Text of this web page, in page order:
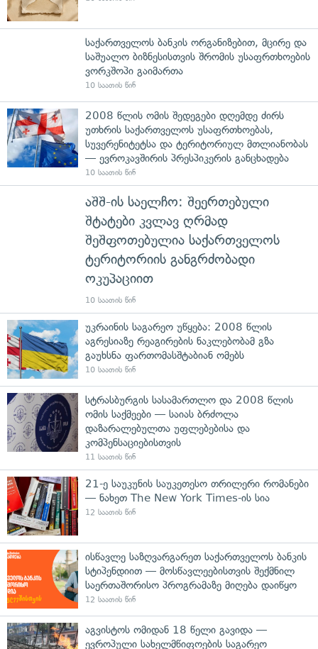
საქართველოს ბანკის ორგანიზებით, მცირე და
საშუალო ბიზნესისთვის შრომის უსაფრთხოების
ვორკშოპი გაიმართა
10 საათის წინ
2008 წლის ომის შედეგები დღემდე ძირს
უთხრის საქართველოს უსაფრთხოებას,
სუვერენიტეტსა და ტერიტორიულ მთლიანობას
— ევროკავშირის პრესპიკერის განცხადება
10 საათის წინ
აშშ-ის საელჩო: შეერთებული
შტატები კვლავ ღრმად
შეშფოთებულია საქართველოს
ტერიტორიის განგრძობადი
ოკუპაციით
10 საათის წინ
უკრაინის საგარეო უწყება: 2008 წლის
აგრესიაზე რეაგირების ნაკლებობამ გზა
გაუხსნა ფართომასშტაბიან ომებს
10 საათის წინ
სტრასბურგის სასამართლო და 2008 წლის
ომის საქმეები — საიას ბრძოლა
დაზარალებულთა უფლებებისა და
კომპენსაციებისთვის
11 საათის წინ
21-ე საუკუნის საუკეთესო თრილერი რომანები
— ნახეთ The New York Times-ის სია
12 საათის წინ
ისწავლე საზღვარგარეთ საქართველოს ბანკის
სტიპენდიით — მოსწავლეებისთვის შექმნილ
საერთაშორისო პროგრამაზე მიღება დაიწყო
12 საათის წინ
აგვისტოს ომიდან 18 წელი გავიდა —
ევროპული სახელმწიფოების საგარეო